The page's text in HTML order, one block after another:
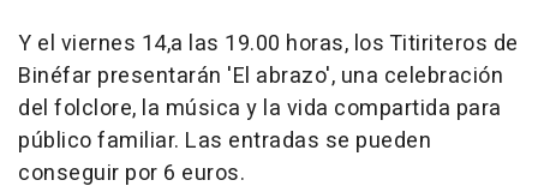
Y el viernes 14,a las 19.00 horas, los Titiriteros de
Binéfar presentarán 'El abrazo', una celebración
del folclore, la música y la vida compartida para
público familiar. Las entradas se pueden
conseguir por 6 euros.